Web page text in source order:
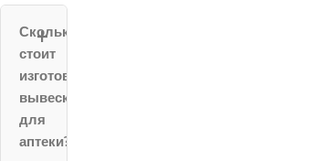
Сколько
стоит
изготовление
вывески
для
аптеки?